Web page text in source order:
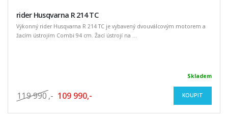
rider Husqvarna R 214 TC
Výkonný rider Husqvarna R 214 TC je vybavený dvouválcovým motorem a
žacím ústrojím Combi 94 cm. Žací ústrojí na ...
Skladem
119 990 ,- 109 990,- KOUPIT